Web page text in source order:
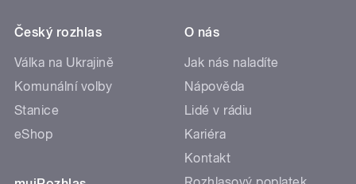
Český rozhlas
Válka na Ukrajině
Komunální volby
Stanice
eShop
O nás
Jak nás naladíte
Nápověda
Lidé v rádiu
Kariéra
Kontakt